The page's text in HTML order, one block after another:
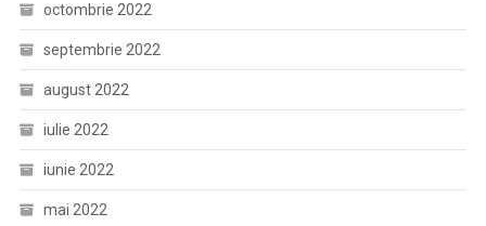
octombrie 2022
septembrie 2022
august 2022
iulie 2022
iunie 2022
mai 2022